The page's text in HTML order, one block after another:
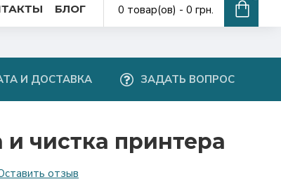
БЛОГ 0 товар(ов) - 0 грн.
И ДОСТАВКА ЗАДАТЬ ВОПРОС
чистка принтера
отзыв